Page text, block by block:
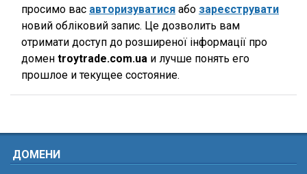
просимо вас авторизуватися або зареєструвати
новий обліковий запис. Це дозволить вам
отримати доступ до розширеної інформації про
домен troytrade.com.ua и лучше понять его
прошлое и текущее состояние.
ДОМЕНИ